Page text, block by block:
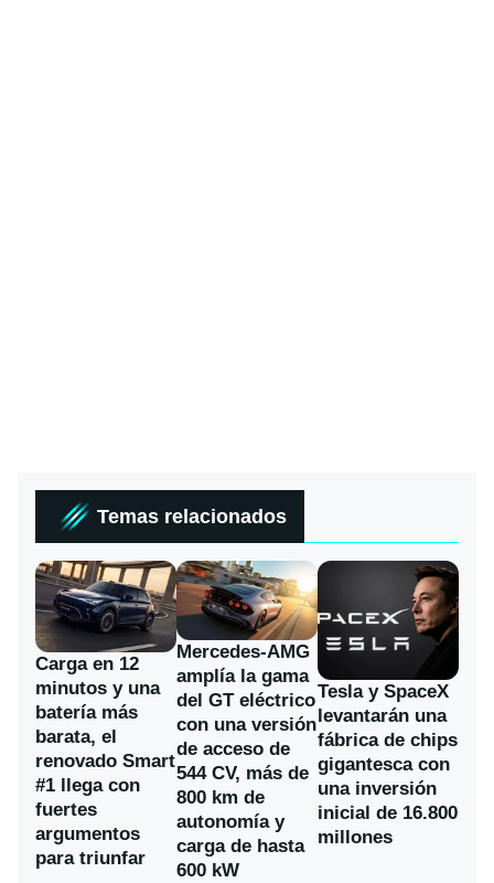
Temas relacionados
Carga en 12
minutos y una
batería más
barata, el
renovado Smart
#1 llega con
fuertes
argumentos
para triunfar
Mercedes-AMG
amplía la gama
del GT eléctrico
con una versión
de acceso de
544 CV, más de
800 km de
autonomía y
carga de hasta
600 kW
Tesla y SpaceX
levantarán una
fábrica de chips
gigantesca con
una inversión
inicial de 16.800
millones